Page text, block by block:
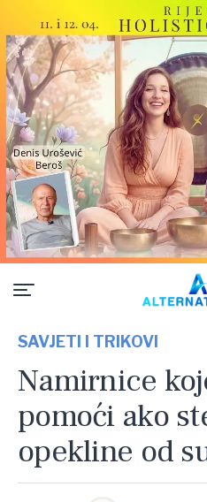
SAVJETI I TRIKOVI
Namirnice
pomoći ako
opekline od